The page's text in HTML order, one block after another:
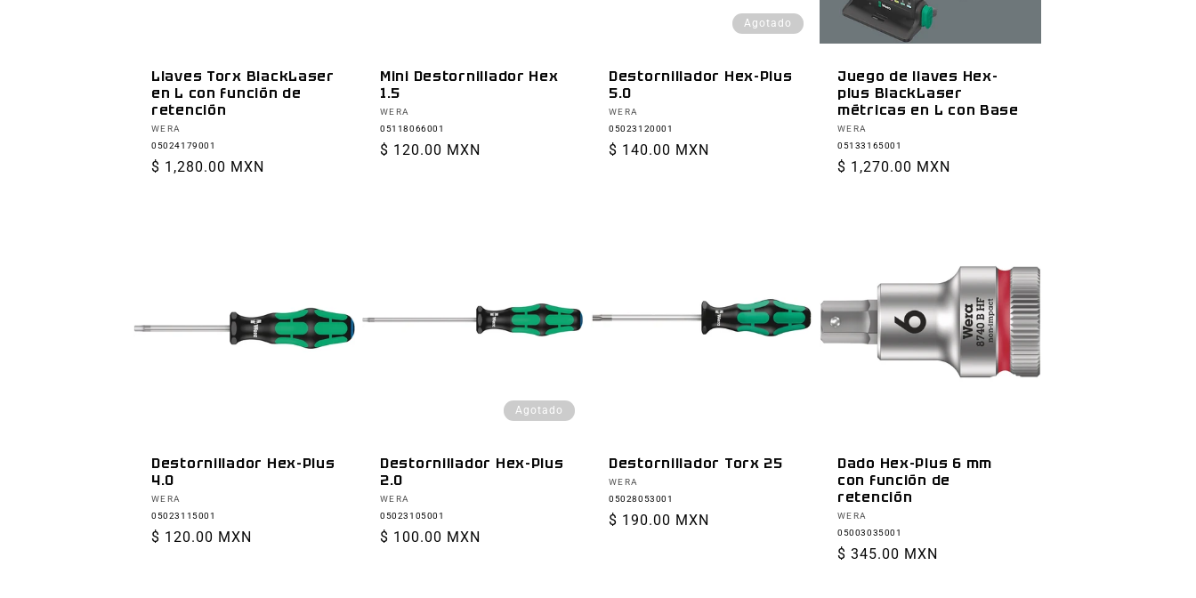
Llaves Torx BlackLaser
en L con función de
retención
Proveedor:
WERA
05024179001
Precio
$ 1,280.00 MXN
Mini Destornillador Hex
1.5
Proveedor:
WERA
05118066001
Precio
$ 120.00 MXN
Agotado
Destornillador Hex-Plus
5.0
Proveedor:
WERA
05023120001
Precio
$ 140.00 MXN
Juego de llaves Hex-
plus BlackLaser
métricas en L con Base
Proveedor:
WERA
05133165001
Precio
$ 1,270.00 MXN
Destornillador Hex-Plus
4.0
Proveedor:
WERA
05023115001
Precio
$ 120.00 MXN
Agotado
Destornillador Hex-Plus
2.0
Proveedor:
WERA
05023105001
Precio
$ 100.00 MXN
Destornillador Torx 25
Proveedor:
WERA
05028053001
Precio
$ 190.00 MXN
Dado Hex-Plus 6 mm
con función de
retención
Proveedor:
WERA
05003035001
Precio
$ 345.00 MXN